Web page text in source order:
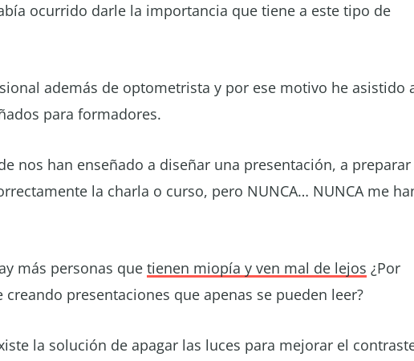
ocurrido darle la importancia que tiene a este tipo de
además de optometrista y por ese motivo he asistido
para formadores.
nos han enseñado a diseñar una presentación, a preparar
la charla o curso, pero NUNCA… NUNCA me
más personas que tienen miopía y ven mal de lejos ¿Por
presentaciones que apenas se pueden leer?
la solución de apagar las luces para mejorar el